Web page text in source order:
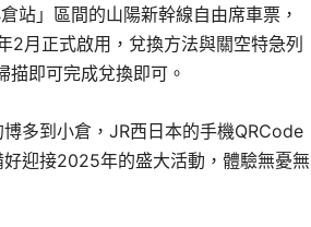
站」區間的山陽新幹線自由席車票，
2月正式啟用，兌換方法與關空特急列
即可完成兌換即可。
多到小倉，JR西日本的手機QRCode
迎接2025年的盛大活動，體驗無憂無